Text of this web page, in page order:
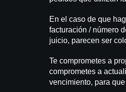
En el caso de que
facturación / número
juicio, parecen ser
Te comprometes a
comprometes a
vencimiento, para